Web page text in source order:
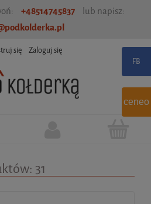
+48514745837
lub napisz:
się Zaloguj się
31
ceneo